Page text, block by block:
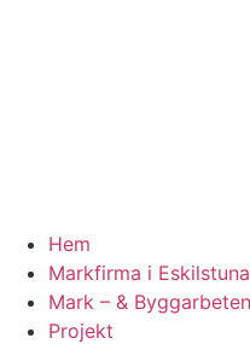
Hem
Markfirma i Eskilstuna
Mark – &
Projekt